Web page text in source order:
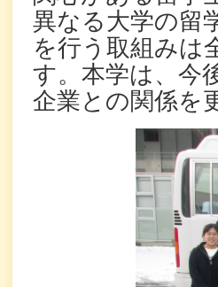
異なる大学の留
を行う取組みは
す。本学は、今
企業との関係を